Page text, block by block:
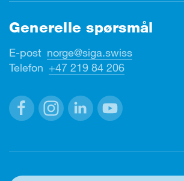
Generelle spørsmål
E-post norge@siga.swiss
Telefon +47 219 84 206